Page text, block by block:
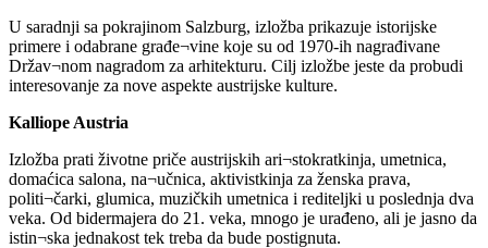
U saradnji sa pokrajinom Salzburg, izložba prikazuje istorijske
primere i odabrane građe¬vine koje su od 1970-ih nagrađivane
Držav¬nom nagradom za arhitekturu. Cilj izložbe jeste da probudi
interesovanje za nove aspekte austrijske kulture.
Kalliope Austria
Izložba prati životne priče austrijskih ari¬stokratkinja, umetnica,
domaćica salona, na¬učnica, aktivistkinja za ženska prava,
politi¬čarki, glumica, muzičkih umetnica i rediteljki u poslednja dva
veka. Od bidermajera do 21. veka, mnogo je urađeno, ali je jasno da
istin¬ska jednakost tek treba da bude postignuta.